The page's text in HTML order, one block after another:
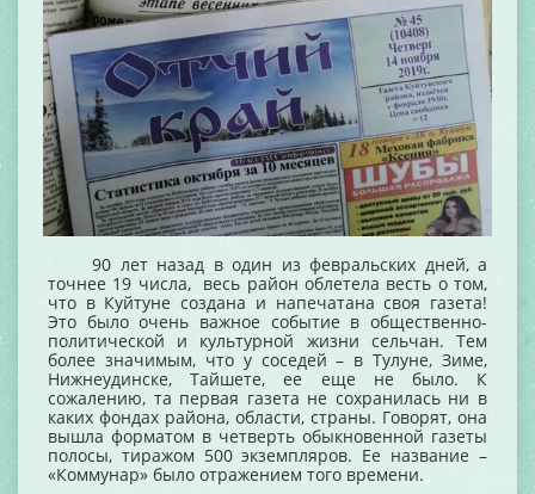
90 лет назад в один из февральских дней, а
точнее 19 числа, весь район облетела весть о том,
что в Куйтуне создана и напечатана своя газета!
Это было очень важное событие в общественно-
политической и культурной жизни сельчан. Тем
более значимым, что у соседей – в Тулуне, Зиме,
Нижнеудинске, Тайшете, ее еще не было. К
сожалению, та первая газета не сохранилась ни в
каких фондах района, области, страны. Говорят, она
вышла форматом в четверть обыкновенной газеты
полосы, тиражом 500 экземпляров. Ее название –
«Коммунар» было отражением того времени.